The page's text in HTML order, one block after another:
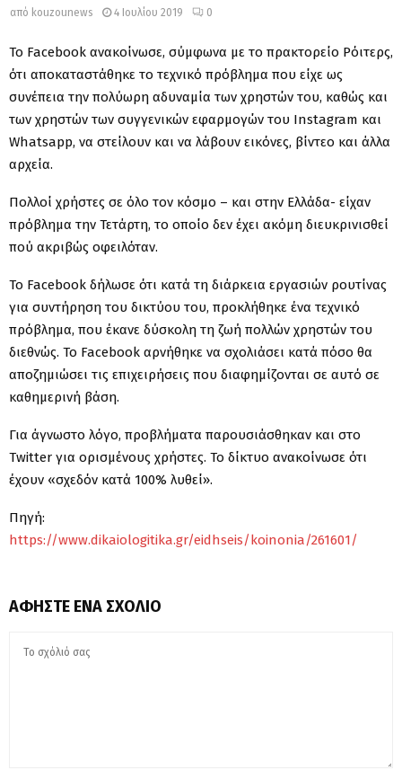
από kouzounews 4 Ιουλίου 2019 0
Το Facebook ανακοίνωσε, σύμφωνα με το πρακτορείο Ρόιτερς,
ότι αποκαταστάθηκε το τεχνικό πρόβλημα που είχε ως
συνέπεια την πολύωρη αδυναμία των χρηστών του, καθώς και
των χρηστών των συγγενικών εφαρμογών του Instagram και
Whatsapp, να στείλουν και να λάβουν εικόνες, βίντεο και άλλα
αρχεία.
Πολλοί χρήστες σε όλο τον κόσμο – και στην Ελλάδα- είχαν
πρόβλημα την Τετάρτη, το οποίο δεν έχει ακόμη διευκρινισθεί
πού ακριβώς οφειλόταν.
Το Facebook δήλωσε ότι κατά τη διάρκεια εργασιών ρουτίνας
για συντήρηση του δικτύου του, προκλήθηκε ένα τεχνικό
πρόβλημα, που έκανε δύσκολη τη ζωή πολλών χρηστών του
διεθνώς. Το Facebook αρνήθηκε να σχολιάσει κατά πόσο θα
αποζημιώσει τις επιχειρήσεις που διαφημίζονται σε αυτό σε
καθημερινή βάση.
Για άγνωστο λόγο, προβλήματα παρουσιάσθηκαν και στο
Twitter για ορισμένους χρήστες. Το δίκτυο ανακοίνωσε ότι
έχουν «σχεδόν κατά 100% λυθεί».
Πηγή:
https://www.dikaiologitika.gr/eidhseis/koinonia/261601/
ΑΦΉΣΤΕ ΈΝΑ ΣΧΌΛΙΟ